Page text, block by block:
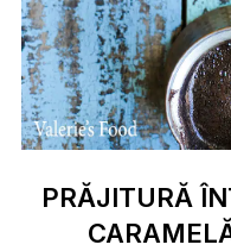
PRĂJITURĂ